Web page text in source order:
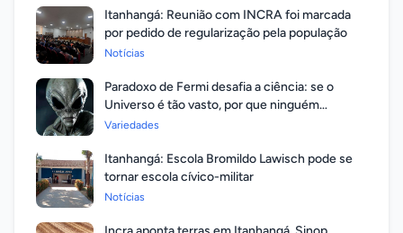
Itanhangá: Reunião com INCRA foi marcada
por pedido de regularização pela população
Notícias
Paradoxo de Fermi desafia a ciência: se o
Universo é tão vasto, por que ninguém
respondeu?
Variedades
Itanhangá: Escola Bromildo Lawisch pode se
tornar escola cívico-militar
Notícias